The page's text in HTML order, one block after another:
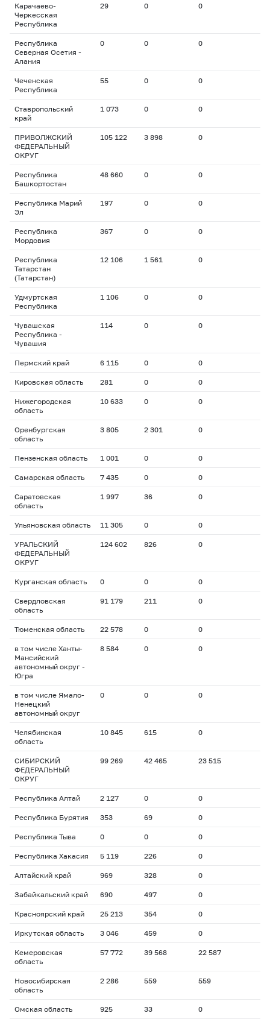
Карачаево-
Черкесская
Республика
29 0 0
Республика
Северная Осетия -
Алания
0 0 0
Чеченская
Республика
55 0 0
Ставропольский
край
1 073 0 0
ПРИВОЛЖСКИЙ
ФЕДЕРАЛЬНЫЙ
ОКРУГ
105 122 3 898 0
Республика
Башкортостан
48 660 0 0
Республика Марий
Эл
197 0 0
Республика
Мордовия
367 0 0
Республика
Татарстан
(Татарстан)
12 106 1 561 0
Удмуртская
Республика
1 106 0 0
Чувашская
Республика -
Чувашия
114 0 0
Пермский край 6 115 0 0
Кировская область 281 0 0
Нижегородская
область
10 633 0 0
Оренбургская
область
3 805 2 301 0
Пензенская область 1 001 0 0
Самарская область 7 435 0 0
Саратовская
область
1 997 36 0
Ульяновская область 11 305 0 0
УРАЛЬСКИЙ
ФЕДЕРАЛЬНЫЙ
ОКРУГ
124 602 826 0
Курганская область 0 0 0
Свердловская
область
91 179 211 0
Тюменская область 22 578 0 0
в том числе Ханты-
Мансийский
автономный округ -
Югра
8 584 0 0
в том числе Ямало-
Ненецкий
автономный округ
0 0 0
Челябинская
область
10 845 615 0
СИБИРСКИЙ
ФЕДЕРАЛЬНЫЙ
ОКРУГ
99 269 42 465 23 515
Республика Алтай 2 127 0 0
Республика Бурятия 353 69 0
Республика Тыва 0 0 0
Республика Хакасия 5 119 226 0
Алтайский край 969 328 0
Забайкальский край 690 497 0
Красноярский край 25 213 354 0
Иркутская область 3 046 459 0
Кемеровская
область
57 772 39 568 22 587
Новосибирская
область
2 286 559 559
Омская область 925 33 0